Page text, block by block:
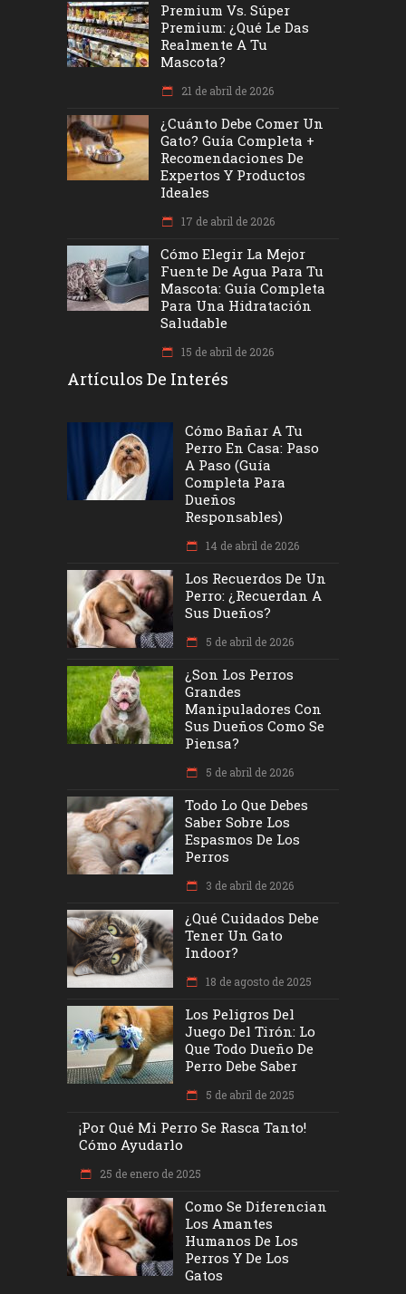
Premium Vs. Súper
Premium: ¿Qué Le Das
Realmente A Tu
Mascota?
21 de abril de 2026
¿Cuánto Debe Comer Un
Gato? Guía Completa +
Recomendaciones De
Expertos Y Productos
Ideales
17 de abril de 2026
Cómo Elegir La Mejor
Fuente De Agua Para Tu
Mascota: Guía Completa
Para Una Hidratación
Saludable
15 de abril de 2026
Artículos De Interés
Cómo Bañar A Tu
Perro En Casa: Paso
A Paso (Guía
Completa Para
Dueños
Responsables)
14 de abril de 2026
Los Recuerdos De Un
Perro: ¿recuerdan A
Sus Dueños?
5 de abril de 2026
¿Son Los Perros
Grandes
Manipuladores Con
Sus Dueños Como Se
Piensa?
5 de abril de 2026
Todo Lo Que Debes
Saber Sobre Los
Espasmos De Los
Perros
3 de abril de 2026
¿Qué Cuidados Debe
Tener Un Gato
Indoor?
18 de agosto de 2025
Los Peligros Del
Juego Del Tirón: Lo
Que Todo Dueño De
Perro Debe Saber
5 de abril de 2025
¡Por Qué Mi Perro Se Rasca Tanto!
Cómo Ayudarlo
25 de enero de 2025
Como Se Diferencian
Los Amantes
Humanos De Los
Perros Y De Los
Gatos